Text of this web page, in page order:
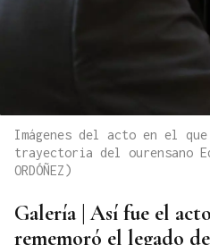
Imágenes del acto en el
trayectoria del ourensano
ORDÓÑEZ)
Galería | Así fue el
rememoró el legado